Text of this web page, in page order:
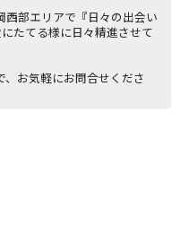
部エリアで『日々の出会い
たてる様に日々精進させて
お気軽にお問合せくださ